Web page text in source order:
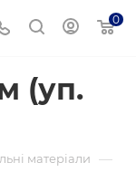
0
(уп.
матеріали —